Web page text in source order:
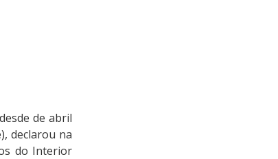
de abril
declarou na
do Interior